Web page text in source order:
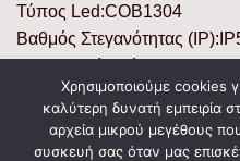
Τύπος Led:COB1304
Βαθμός Στεγανότητας
Κύκλοι Μεταγωγής (ON/
Θερμοκρασία Λειτουργίας
Υλικό
Χρησιμοποιούμε cookies
καλύτερη δυνατή εμπειρία
αρχεία μικρού μεγέθους
συσκευή σας όταν μας